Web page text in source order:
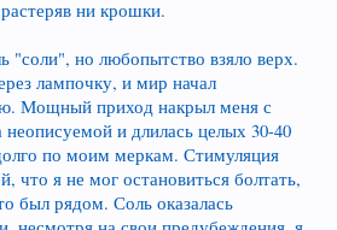
ни крошки.
"соли", но любопытство взяло верх.
лампочку, и мир начал
Мощный приход накрыл меня с
и длилась целых 30-40
по моим меркам. Стимуляция
что я не мог остановиться болтать,
был рядом. Соль оказалась